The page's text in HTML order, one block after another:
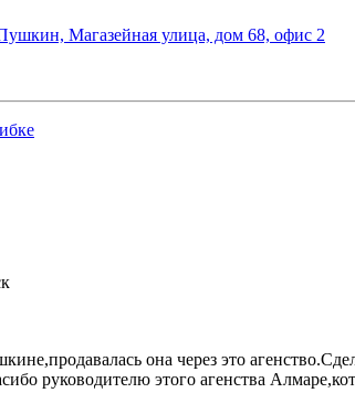
Магазейная улица, дом 68, офис 2
она через это
руководителю этого агенства